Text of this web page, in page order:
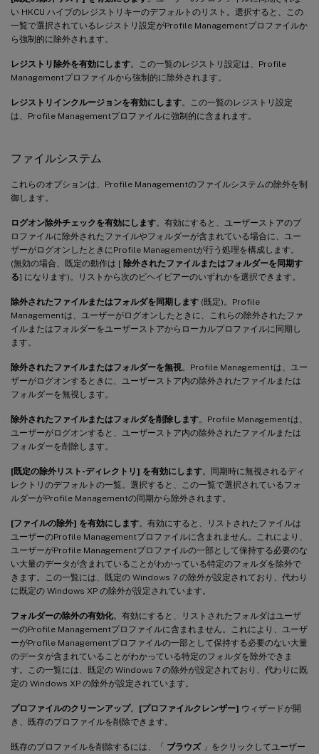
い HKCU ハイブのレジストリキーのデフォルトのリスト。選択すると、この
一覧で選択されているレジストリ設定がProfile Managementプロファイルか
ら強制的に除外されます。
レジストリ除外を有効にします。この一覧のレジストリ設定は、Profile
Managementプロファイルから強制的に除外されます。
レジストリインクルージョンを有効にします。この一覧のレジストリ設定
は、Profile Managementプロファイルに強制的に含まれます。
ファイルシステム
これらのオプションは、Profile Managementのファイルシステムの除外を制
御します。
ログオン除外チェックを有効にします。有効にすると、ユーザーストアのプ
ロファイルに除外されたファイルやフォルダーが含まれている場合に、ユー
ザーがログオンしたときにProfile Managementが行う処理を構成します。
(無効の場合、既定の動作は [ 除外されたファイルまたはフォルダーを同期す
る] になります)。リストから次のビヘイビアーのいずれかを選択できます。
除外されたファイルまたはフォルダを同期します (既定)。Profile
Managementは、ユーザーがログオンしたときに、これらの除外されたファ
イルまたはフォルダーをユーザーストアからローカルプロファイルに同期し
ます。
除外されたファイルまたはフォルダーを無視。Profile Managementは、ユー
ザーがログオンするときに、ユーザーストア内の除外されたファイルまたは
フォルダーを無視します。
除外されたファイルまたはフォルダを削除します。Profile Managementは、
ユーザーがログオンすると、ユーザーストア内の除外されたファイルまたは
フォルダーを削除します。
[既定の除外リスト-ディレクトリ] を有効にします。同期時に無視されるディ
レクトリのデフォルトの一覧。選択すると、この一覧で選択されているフォ
ルダーがProfile Managementの同期から除外されます。
[ファイルの除外] を有効にします。有効にすると、リストされたファイルは
ユーザーのProfile Managementプロファイルに含まれません。これにより、
ユーザーがProfile Managementプロファイルの一部として保持する必要のな
い大量のデータが含まれていることがわかっている特定のフォルダを除外で
きます。この一覧には、既定の Windows 7 の除外が設定されており、代わり
に既定の Windows XP の除外が設定されています。
フォルダーの除外の有効化。有効にすると、リストされたフォルダはユーザ
ーのProfile Managementプロファイルに含まれません。これにより、ユーザ
ーがProfile Managementプロファイルの一部として保持する必要のない大量
のデータが含まれていることがわかっている特定のフォルダを除外できま
す。この一覧には、既定の Windows 7 の除外が設定されており、代わりに既
定の Windows XP の除外が設定されています。
プロファイルのクリーンアップ。 [プロファイルクレンザー] ウィザードが開
き、既存のプロファイルを削除できます。
既存のプロファイルを削除するには、「 ブラウズ」をクリックしてユーザー